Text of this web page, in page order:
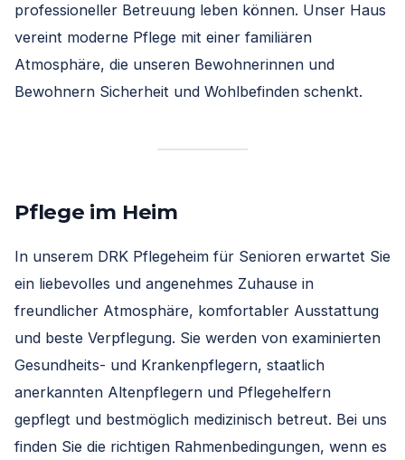
professioneller Betreuung leben können. Unser Haus
vereint moderne Pflege mit einer familiären
Atmosphäre, die unseren Bewohnerinnen und
Bewohnern Sicherheit und Wohlbefinden schenkt.
Pflege im Heim
In unserem DRK Pflegeheim für Senioren erwartet Sie
ein liebevolles und angenehmes Zuhause in
freundlicher Atmosphäre, komfortabler Ausstattung
und beste Verpflegung. Sie werden von examinierten
Gesundheits- und Krankenpflegern, staatlich
anerkannten Altenpflegern und Pflegehelfern
gepflegt und bestmöglich medizinisch betreut. Bei uns
finden Sie die richtigen Rahmenbedingungen, wenn es